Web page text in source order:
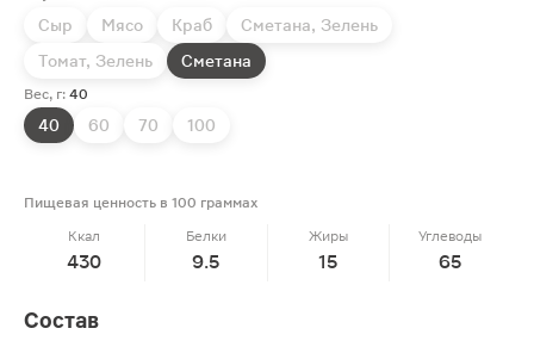
Сыр Мясо Краб
Сметана, Зелень
Томат, Зелень
Сметана
Вес, г: 40
40 60 70 100
Пищевая ценность в 100 граммах
Ккал
430
Белки
9.5
Жиры
15
Углеводы
65
Состав